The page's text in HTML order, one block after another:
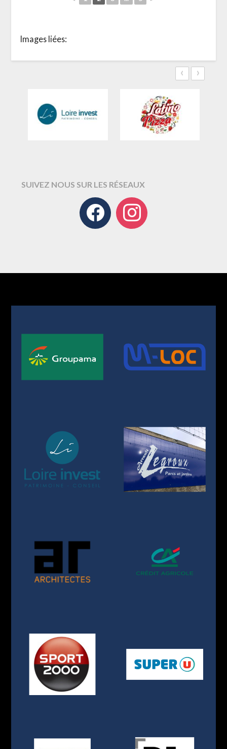
Images liées:
‹ ›
SUIVEZ NOUS SUR LES RÉSEAUX